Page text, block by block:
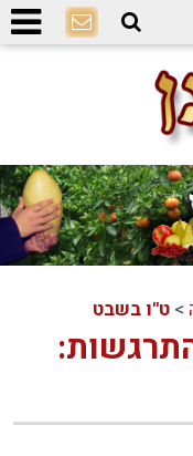
>ט"ו בשבט